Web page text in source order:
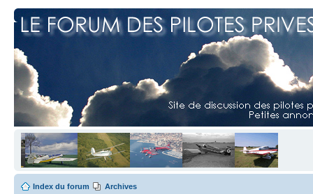
Index du forum Archives